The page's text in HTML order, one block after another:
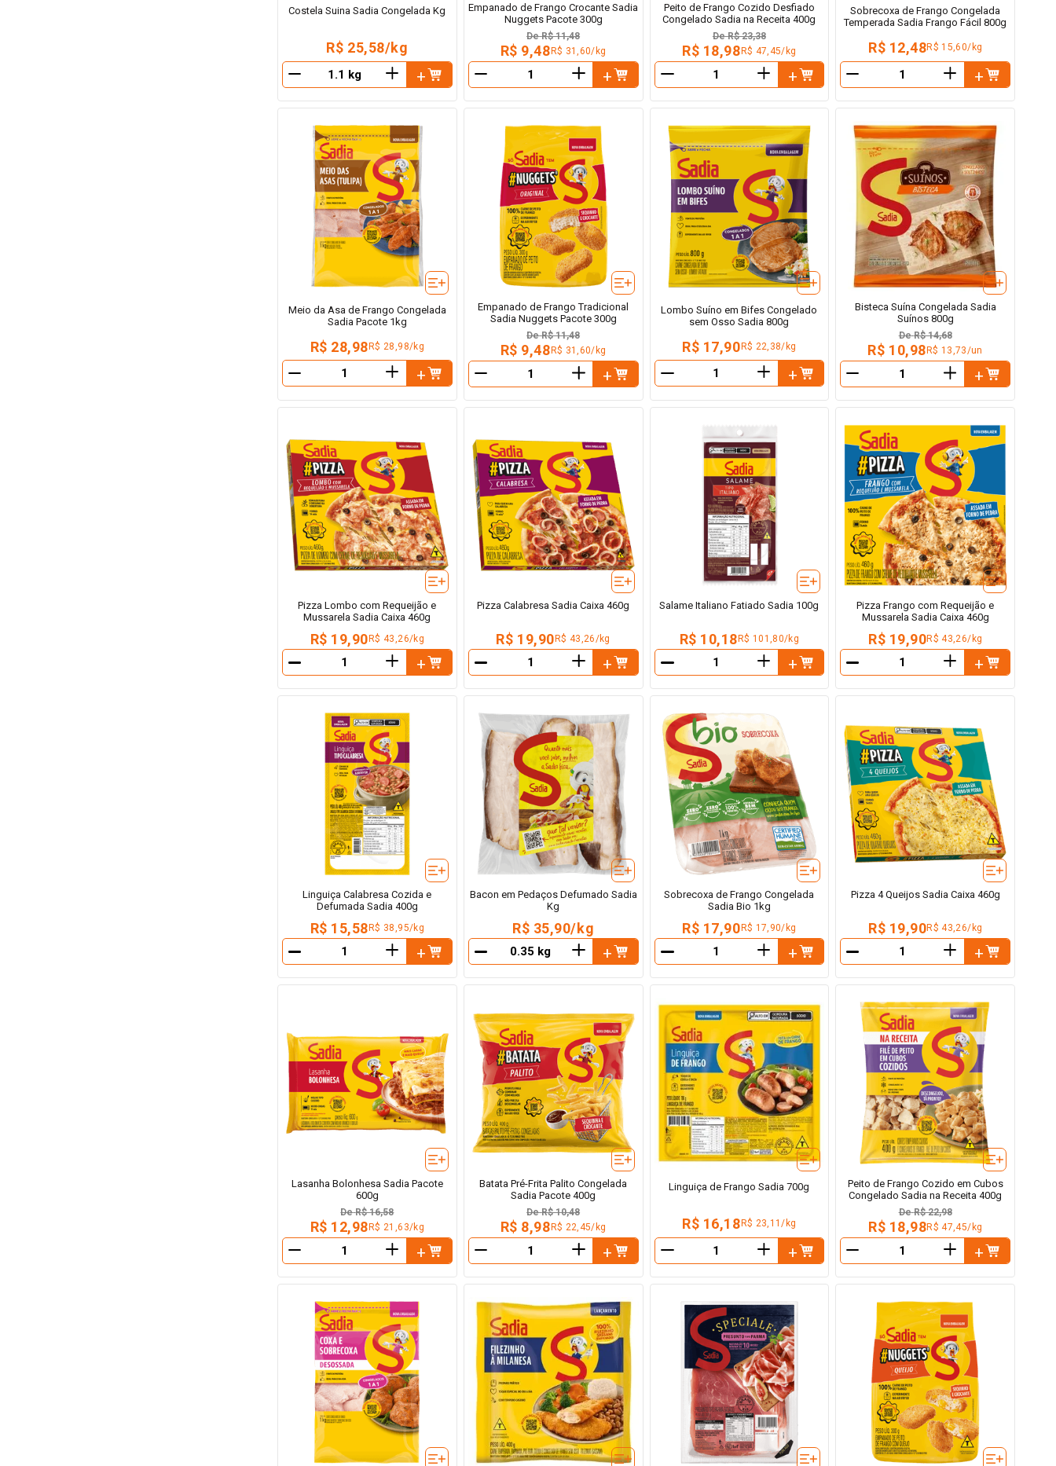
Costela Suina Sadia Congelada Kg
R$ 25,58/kg
＋
Empanado de Frango Crocante Sadia
Nuggets Pacote 300g
De R$ 11,48
R$ 9,48R$ 31,60/kg
＋
Peito de Frango Cozido Desfiado
Congelado Sadia na Receita 400g
De R$ 23,38
R$ 18,98R$ 47,45/kg
＋
Sobrecoxa de Frango Congelada
Temperada Sadia Frango Fácil 800g
R$ 12,48R$ 15,60/kg
＋
Meio da Asa de Frango Congelada
Sadia Pacote 1kg
R$ 28,98R$ 28,98/kg
＋
Empanado de Frango Tradicional
Sadia Nuggets Pacote 300g
De R$ 11,48
R$ 9,48R$ 31,60/kg
＋
Lombo Suíno em Bifes Congelado
sem Osso Sadia 800g
R$ 17,90 R$ 22,38/kg
＋
Bisteca Suína Congelada Sadia
Suínos 800g
De R$ 14,68
R$ 10,98R$ 13,73/un
＋
Pizza Lombo com Requeijão e
Mussarela Sadia Caixa 460g
R$ 19,90R$ 43,26/kg
＋
－
Pizza Calabresa Sadia Caixa 460g
R$ 19,90 R$ 43,26/kg
＋
－
Salame Italiano Fatiado Sadia 100g
R$ 10,18 R$ 101,80/kg
＋
－
Pizza Frango com Requeijão e
Mussarela Sadia Caixa 460g
R$ 19,90R$ 43,26/kg
＋
－
Linguiça Calabresa Cozida e
Defumada Sadia 400g
R$ 15,58R$ 38,95/kg
＋
－
Bacon em Pedaços Defumado Sadia
Kg
R$ 35,90/kg
＋
－
Sobrecoxa de Frango Congelada
Sadia Bio 1kg
R$ 17,90 R$ 17,90/kg
＋
－
Pizza 4 Queijos Sadia Caixa 460g
R$ 19,90R$ 43,26/kg
＋
－
Lasanha Bolonhesa Sadia Pacote
600g
De R$ 16,58
R$ 12,98R$ 21,63/kg
＋
Batata Pré-Frita Palito Congelada
Sadia Pacote 400g
De R$ 10,48
R$ 8,98R$ 22,45/kg
＋
Linguiça de Frango Sadia 700g
R$ 16,18 R$ 23,11/kg
＋
Peito de Frango Cozido em Cubos
Congelado Sadia na Receita 400g
De R$ 22,98
R$ 18,98R$ 47,45/kg
＋